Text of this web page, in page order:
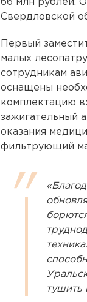
66 млн рублей.
Свердловской
Первый
малых
сотрудникам
оснащены
комплектацию
зажигательный
оказания
фильтрующий
тушить